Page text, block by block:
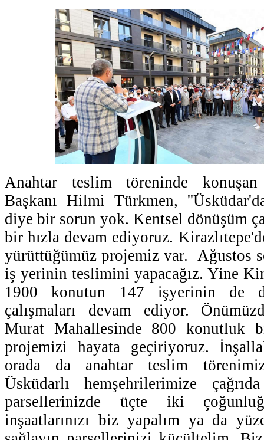
Anahtar teslim töreninde
Başkanı Hilmi Türkmen,
diye bir sorun yok. Kentsel dönüşüm
bir hızla devam ediyoruz.
yürüttüğümüz projemiz var. Ağustos
iş yerinin teslimini yapacağız. Yine
1900 konutun 147 işyerinin de
çalışmaları devam ediyor.
Murat Mahallesinde 800 konutluk
projemizi hayata geçiriyoruz.
orada da anahtar teslim
Üsküdarlı hemşehrilerimize
parsellerinizde üçte iki
inşaatlarınızı biz yapalım ya da